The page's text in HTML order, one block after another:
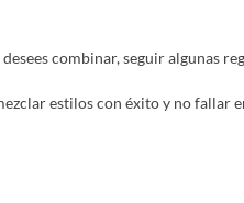
combinar, seguir algunas
estilos con éxito y no fallar